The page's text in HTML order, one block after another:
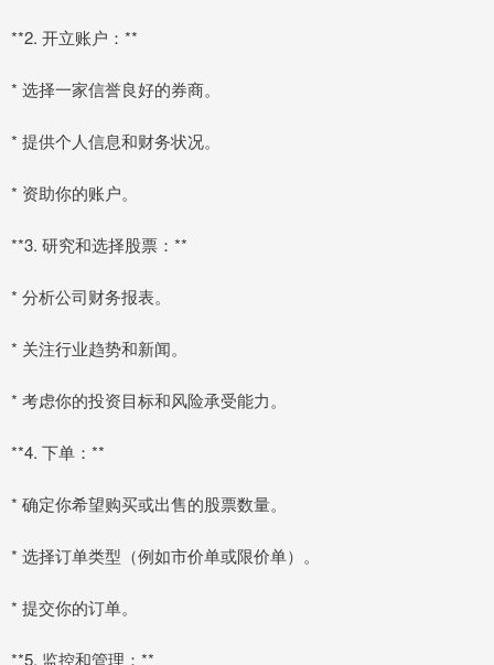
**2. 开立账户：**
* 选择一家信誉良好的券商。
* 提供个人信息和财务状况。
* 资助你的账户。
**3. 研究和选择股票：**
* 分析公司财务报表。
* 关注行业趋势和新闻。
* 考虑你的投资目标和风险承受能力。
**4. 下单：**
* 确定你希望购买或出售的股票数量。
* 选择订单类型（例如市价单或限价单）。
* 提交你的订单。
**5. 监控和管理：**